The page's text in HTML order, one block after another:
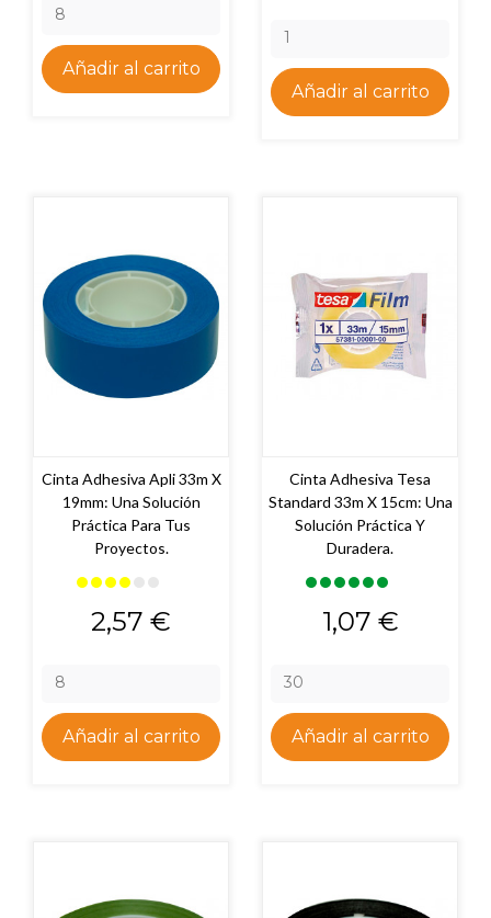
Añadir al carrito
Añadir al carrito
Cinta Adhesiva Apli 33m X
19mm: Una Solución
Práctica Para Tus
Proyectos.
Precio
2,57 €
Añadir al carrito
Cinta Adhesiva Tesa
Standard 33m X 15cm: Una
Solución Práctica Y
Duradera.
Precio
1,07 €
Añadir al carrito